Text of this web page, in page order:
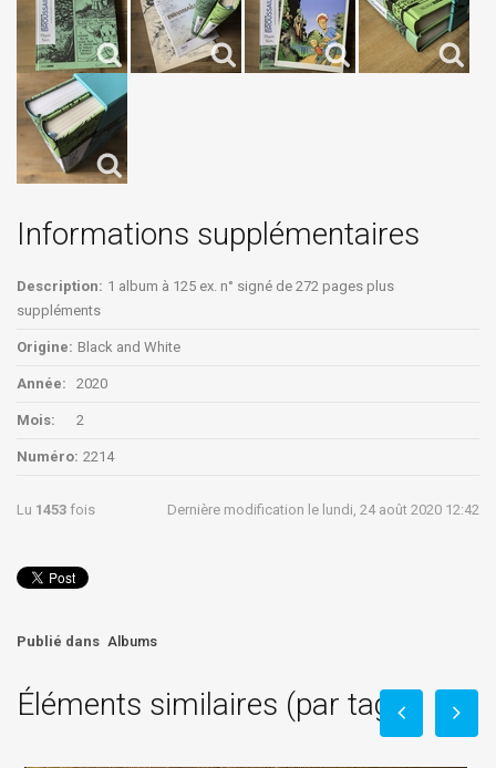
Informations supplémentaires
Description: 1 album à 125 ex. n° signé de 272 pages plus
suppléments
Origine: Black and White
Année: 2020
Mois: 2
Numéro: 2214
Lu 1453 fois Dernière modification le lundi, 24 août 2020 12:42
Publié dans Albums
Éléments similaires (par tag)